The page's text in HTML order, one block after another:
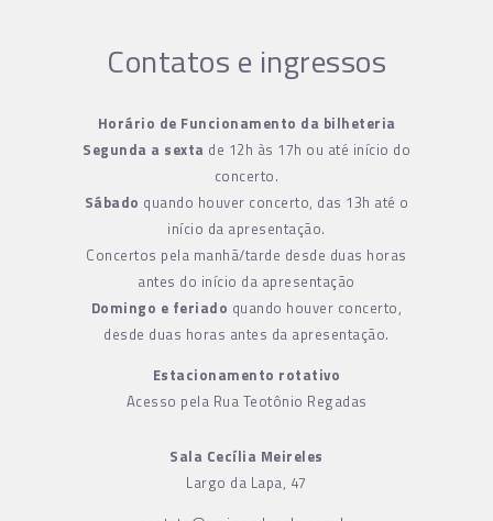
Contatos e ingressos
Horário de Funcionamento da bilheteria
Segunda a sexta de 12h às 17h ou até início do
concerto.
Sábado quando houver concerto, das 13h até o
início da apresentação.
Concertos pela manhã/tarde desde duas horas
antes do início da apresentação
Domingo e feriado quando houver concerto,
desde duas horas antes da apresentação.
Estacionamento rotativo
Acesso pela Rua Teotônio Regadas
Sala Cecília Meireles
Largo da Lapa, 47